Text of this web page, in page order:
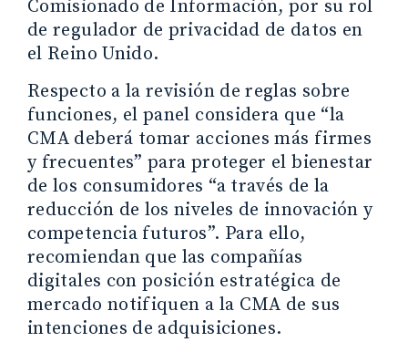
Comisionado de Información, por su rol
de regulador de privacidad de datos en
el Reino Unido.
Respecto a la revisión de reglas sobre
funciones, el panel considera que “la
CMA deberá tomar acciones más firmes
y frecuentes” para proteger el bienestar
de los consumidores “a través de la
reducción de los niveles de innovación y
competencia futuros”. Para ello,
recomiendan que las compañías
digitales con posición estratégica de
mercado notifiquen a la CMA de sus
intenciones de adquisiciones.